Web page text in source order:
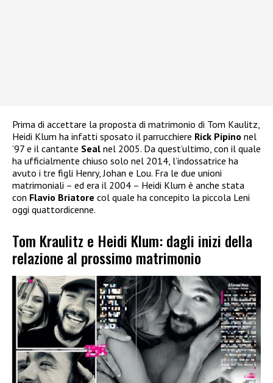
Prima di accettare la proposta di matrimonio di Tom Kaulitz,
Heidi Klum ha infatti sposato il parrucchiere Rick Pipino nel
’97 e il cantante Seal nel 2005. Da quest’ultimo, con il quale
ha ufficialmente chiuso solo nel 2014, l’indossatrice ha
avuto i tre figli Henry, Johan e Lou. Fra le due unioni
matrimoniali – ed era il 2004 – Heidi Klum è anche stata
con Flavio Briatore col quale ha concepito la piccola Leni
oggi quattordicenne.
Tom Kraulitz e Heidi Klum: dagli inizi della
relazione al prossimo matrimonio